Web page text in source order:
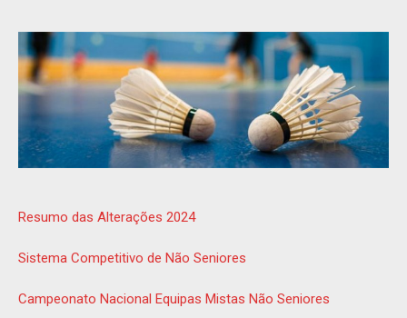
Resumo das Alterações 2024
Sistema Competitivo de Não Seniores
Campeonato Nacional Equipas Mistas Não Seniores